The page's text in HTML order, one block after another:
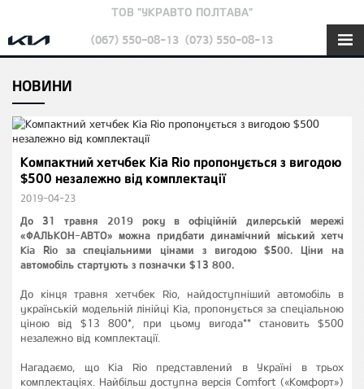
ТОВ "УКРАВТО ПОЛТАВА"
(067) 550-08-13 (073) 550-08-13
НОВИНИ
Компактний хетчбек Kia Rio пропонується з вигодою
$500 незалежно від комплектації
2019-04-23
До 31 травня 2019 року в офіційній дилерській мережі
«ФАЛЬКОН-АВТО» можна придбати динамічний міський хетч
Kia Rio за спеціальними цінами з вигодою $500. Ціни на
автомобіль стартують з позначки $13 800.
До кінця травня хетчбек Rio, найдоступніший автомобіль в
українській модельній лінійці Kia, пропонується за спеціальною
ціною від $13 800*, при цьому вигода** становить $500
незалежно від комплектації.
Нагадаємо, що Kia Rio представлений в Україні в трьох
комплектаціях. Найбільш доступна версія Comfort («Комфорт»)